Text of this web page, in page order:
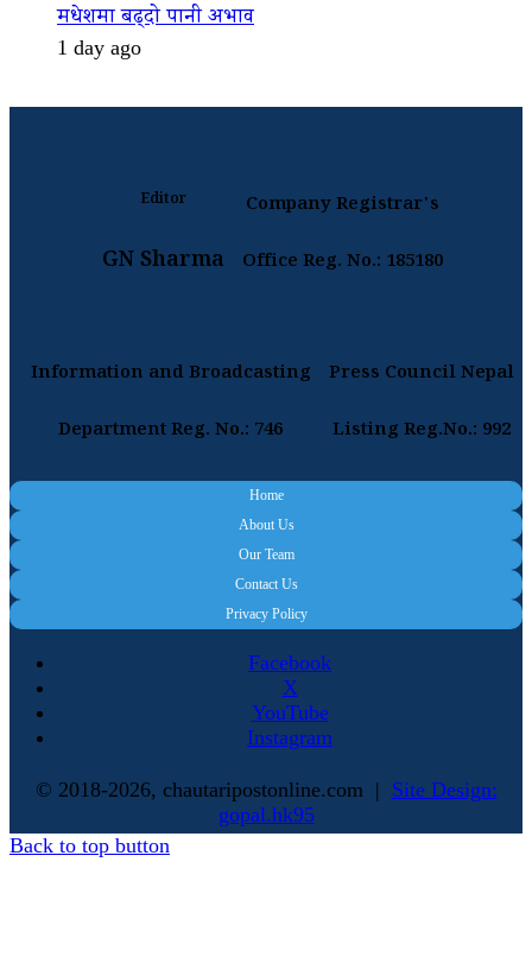
मधेशमा बढ्दो पानी अभाव
1 day ago
Editor
GN Sharma
Company Registrar's
Office Reg. No.: 185180
Information and Broadcasting
Department Reg. No.: 746
Press Council Nepal
Listing Reg.No.: 992
Home
About Us
Our Team
Contact Us
Privacy Policy
Facebook
X
YouTube
Instagram
© 2018-2026, chautaripostonline.com | Site Design:
gopal.hk95
Back to top button